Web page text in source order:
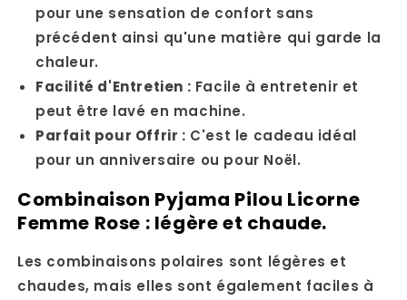
pour une sensation de confort sans
précédent ainsi qu'une matière qui garde la
chaleur.
Facilité d'Entretien : Facile à entretenir et
peut être lavé en machine.
Parfait pour Offrir : C'est le cadeau idéal
pour un anniversaire ou pour Noël.
Combinaison Pyjama Pilou Licorne
Femme Rose : légère et chaude.
Les combinaisons polaires sont légères et
chaudes, mais elles sont également faciles à